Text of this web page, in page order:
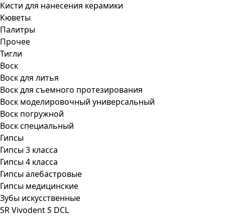
Кисти для нанесения керамики
Кюветы
Палитры
Прочее
Тигли
Воск
Воск для литья
Воск для съемного протезирования
Воск моделировочный универсальный
Воск погружной
Воск специальный
Гипсы
Гипсы 3 класса
Гипсы 4 класса
Гипсы алебастровые
Гипсы медицинские
Зубы искусственные
SR Vivodent S DCL